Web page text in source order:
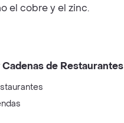
el cobre y el zinc.
de Restaurantes